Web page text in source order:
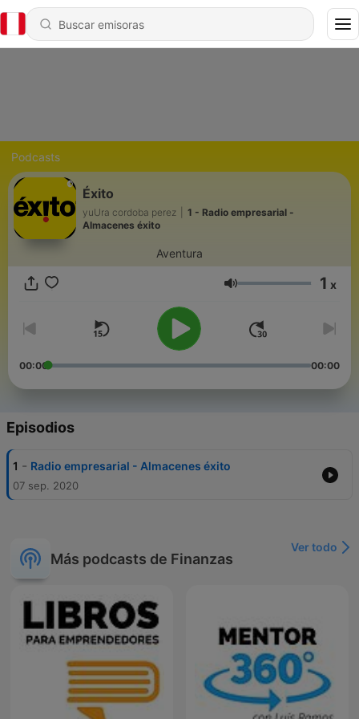
Podcasts
Éxito
yuUra cordoba perez
1 - Radio empresarial -
Almacenes éxito
Aventura
Volumen 1 x
00:00 00:00
Episodios
1 - Radio empresarial - Almacenes éxito
07 sep. 2020
Más podcasts de Finanzas
Ver todo